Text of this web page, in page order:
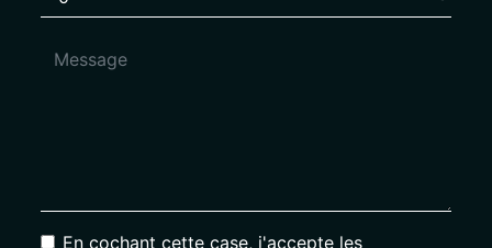
En cochant cette case, j'accepte les